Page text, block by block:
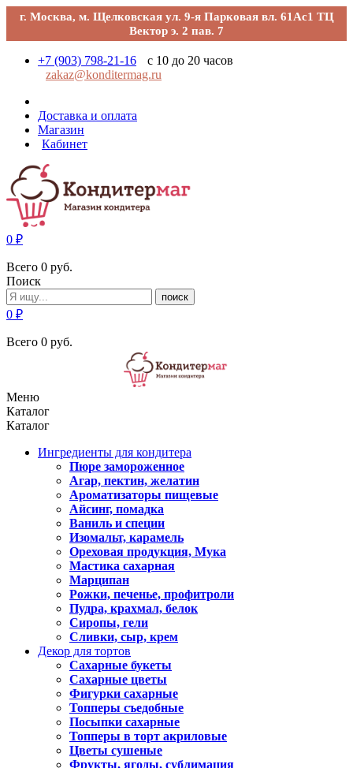
г. Москва, м. Щелковская ул. 9-я Парковая вл. 61Ас1 ТЦ
Вектор э. 2 пав. 7
+7 (903) 798-21-16
с 10 до 20 часов
zakaz@konditermag.ru
Доставка и оплата
Магазин
Кабинет
0 ₽
Всего 0 руб.
Поиск
поиск
0 ₽
Всего 0 руб.
Меню
Каталог
Каталог
Ингредиенты для кондитера
Пюре замороженное
Агар, пектин, желатин
Ароматизаторы пищевые
Айсинг, помадка
Ваниль и специи
Изомальт, карамель
Ореховая продукция, Мука
Мастика сахарная
Марципан
Рожки, печенье, профитроли
Пудра, крахмал, белок
Сиропы, гели
Сливки, сыр, крем
Декор для тортов
Сахарные букеты
Сахарные цветы
Фигурки сахарные
Топперы съедобные
Посыпки сахарные
Топперы в торт акриловые
Цветы сушеные
Фрукты, ягоды, сублимация